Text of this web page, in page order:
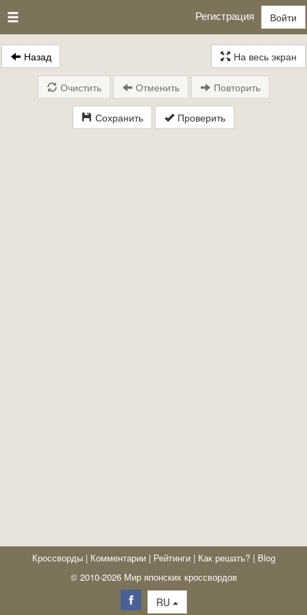
Регистрация Войти
Назад На весь экран
Сохранить Проверить
Очистить Отменить Повторить
Кроссворды | Комментарии | Рейтинги | Как решать? | Blog
© 2010-2026 Мир японских кроссвордов
RU